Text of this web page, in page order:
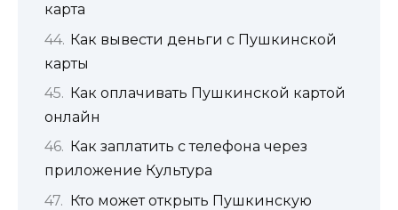
карта
Как вывести деньги с Пушкинской
карты
Как оплачивать Пушкинской картой
онлайн
Как заплатить с телефона через
приложение Культура
Кто может открыть Пушкинскую